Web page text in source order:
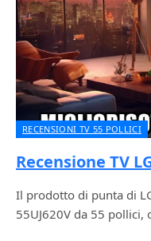
RECENSIONI TV 55 POLLICI
Recensione TV
Il prodotto di punta di
55UJ620V da 55